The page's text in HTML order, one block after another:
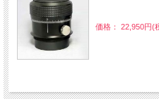
価格： 22,950円(